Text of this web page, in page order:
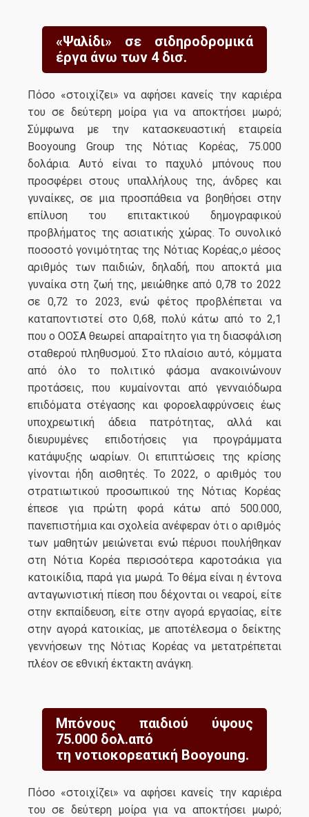
«Ψαλίδι» σε σιδηροδρομικά
έργα άνω των 4 δισ.
Πόσο «στοιχίζει» να αφήσει κανείς την καριέρα
του σε δεύτερη μοίρα για να αποκτήσει μωρό;
Σύμφωνα με την κατασκευαστική εταιρεία
Booyoung Group της Νότιας Κορέας, 75.000
δολάρια. Αυτό είναι το παχυλό μπόνους που
προσφέρει στους υπαλλήλους της, άνδρες και
γυναίκες, σε μια προσπάθεια να βοηθήσει στην
επίλυση του επιτακτικού δημογραφικού
προβλήματος της ασιατικής χώρας. Το συνολικό
ποσοστό γονιμότητας της Νότιας Κορέας,ο μέσος
αριθμός των παιδιών, δηλαδή, που αποκτά μια
γυναίκα στη ζωή της, μειώθηκε από 0,78 το 2022
σε 0,72 το 2023, ενώ φέτος προβλέπεται να
καταποντιστεί στο 0,68, πολύ κάτω από το 2,1
που ο ΟΟΣΑ θεωρεί απαραίτητο για τη διασφάλιση
σταθερού πληθυσμού. Στο πλαίσιο αυτό, κόμματα
από όλο το πολιτικό φάσμα ανακοινώνουν
προτάσεις, που κυμαίνονται από γενναιόδωρα
επιδόματα στέγασης και φοροελαφρύνσεις έως
υποχρεωτική άδεια πατρότητας, αλλά και
διευρυμένες επιδοτήσεις για προγράμματα
κατάψυξης ωαρίων. Οι επιπτώσεις της κρίσης
γίνονται ήδη αισθητές. Το 2022, ο αριθμός του
στρατιωτικού προσωπικού της Νότιας Κορέας
έπεσε για πρώτη φορά κάτω από 500.000,
πανεπιστήμια και σχολεία ανέφεραν ότι ο αριθμός
των μαθητών μειώνεται ενώ πέρυσι πουλήθηκαν
στη Νότια Κορέα περισσότερα καροτσάκια για
κατοικίδια, παρά για μωρά. Το θέμα είναι η έντονα
ανταγωνιστική πίεση που δέχονται οι νεαροί, είτε
στην εκπαίδευση, είτε στην αγορά εργασίας, είτε
στην αγορά κατοικίας, με αποτέλεσμα ο δείκτης
γεννήσεων της Νότιας Κορέας να μετατρέπεται
πλέον σε εθνική έκτακτη ανάγκη.
Μπόνους παιδιού ύψους
75.000 δολ.από
τη νοτιοκορεατική Booyoung.
Πόσο «στοιχίζει» να αφήσει κανείς την καριέρα
του σε δεύτερη μοίρα για να αποκτήσει μωρό;